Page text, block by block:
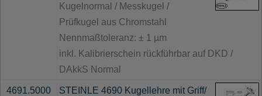
Kugelnormal / Messkugel /
Prüfkugel aus Chromstahl
Nennmaßtoleranz: ± 1 µm
inkl. Kalibrierschein rückführbar auf DKD /
DAkkS Normal
4691.5000
STEINLE 4690 Kugellehre mit Griff/